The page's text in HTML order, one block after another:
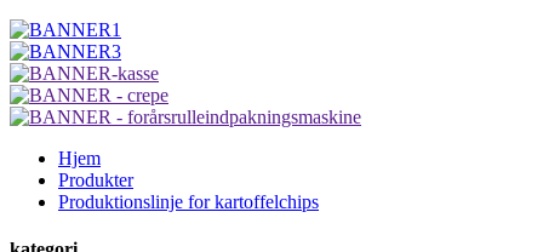
Hjem
Produkter
Produktionslinje for kartoffelchips